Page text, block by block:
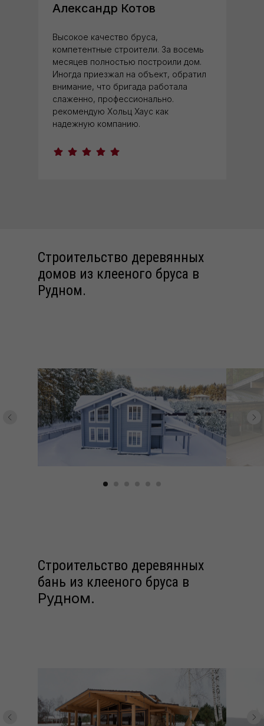
Александр Котов
Высокое качество бруса,
компетентные строители. За восемь
месяцев полностью построили дом.
Иногда приезжал на объект, обратил
внимание, что бригада работала
слаженно, профессионально.
рекомендую Хольц Хаус как
надежную компанию.
Строительство деревянных
домов из клееного бруса в
Рудном.
Строительство деревянных
бань из клееного бруса в
Рудном.